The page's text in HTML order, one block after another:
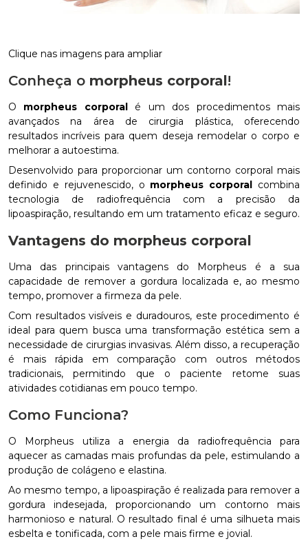
Clique nas imagens para ampliar
Conheça o morpheus corporal!
O morpheus corporalé um dos procedimentos mais
avançados na área de cirurgia plástica, oferecendo
resultados incríveis para quem deseja remodelar o corpo e
melhorar a autoestima.
Desenvolvido para proporcionar um contorno corporal mais
definido e rejuvenescido, o morpheus corporal combina
tecnologia de radiofrequência com a precisão da
lipoaspiração, resultando em um tratamento eficaz e seguro.
Vantagens do morpheus corporal
Uma das principais vantagens do Morpheus é a sua
capacidade de remover a gordura localizada e, ao mesmo
tempo, promover a firmeza da pele.
Com resultados visíveis e duradouros, este procedimento é
ideal para quem busca uma transformação estética sem a
necessidade de cirurgias invasivas. Além disso, a recuperação
é mais rápida em comparação com outros métodos
tradicionais, permitindo que o paciente retome suas
atividades cotidianas em pouco tempo.
Como Funciona?
O Morpheus utiliza a energia da radiofrequência para
aquecer as camadas mais profundas da pele, estimulando a
produção de colágeno e elastina.
Ao mesmo tempo, a lipoaspiração é realizada para remover a
gordura indesejada, proporcionando um contorno mais
harmonioso e natural. O resultado final é uma silhueta mais
esbelta e tonificada, com a pele mais firme e jovial.